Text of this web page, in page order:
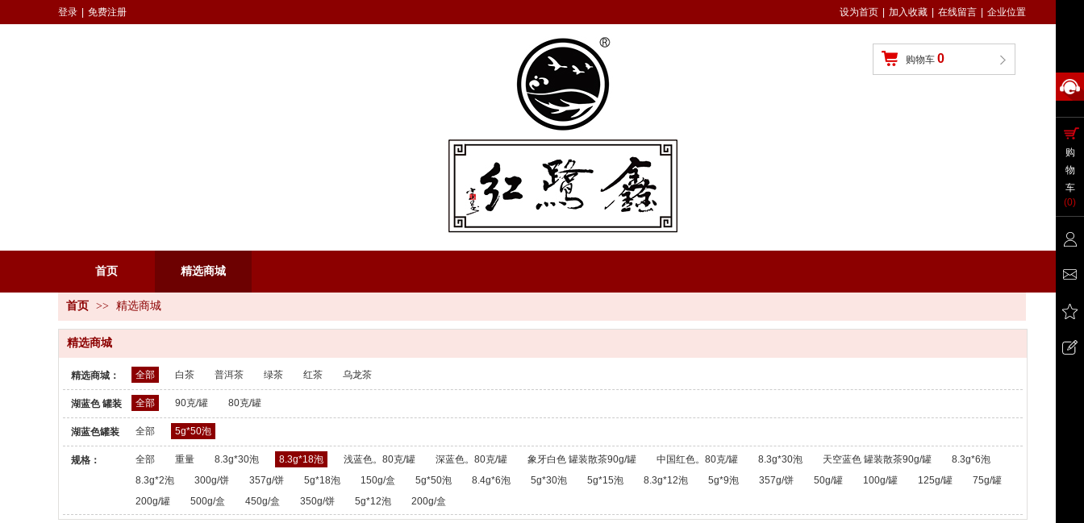
购物车 0
登录 免费注册 设为首页 加入收藏 在线留言 企业位置
首页 精选商城
首页 >> 精选商城
精选商城
精选商城： 全部 白茶 普洱茶 绿茶 红茶 乌龙茶
湖蓝色 罐装
散茶：
全部 90克/罐 80克/罐
湖蓝色罐装
散茶：
全部 5g*50泡
规格： 全部 重量 8.3g*30泡 8.3g*18泡 浅蓝色。80克/罐 深蓝色。80克/罐 象牙白色 罐装散茶90g/罐 中国红色。80克/罐 8.3g*30泡 天空蓝色 罐装散茶90g/罐
8.3g*6泡
8.3g*2泡
300g/饼 357g/饼 5g*18泡 150g/盒 5g*50泡 8.4g*6泡 5g*30泡 5g*15泡 8.3g*12泡 5g*9泡 357g/饼 50g/罐 100g/罐 125g/罐
75g/罐
200g/罐
500g/盒 450g/盒 350g/饼 5g*12泡 200g/盒
购
物
车
(0)